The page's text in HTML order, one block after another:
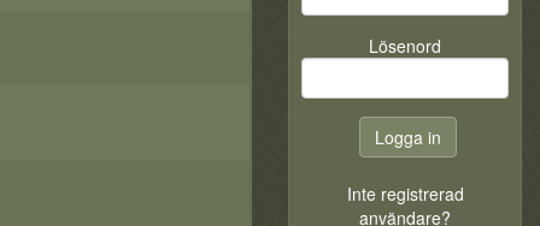
Lösenord
Inte registrerad
användare?